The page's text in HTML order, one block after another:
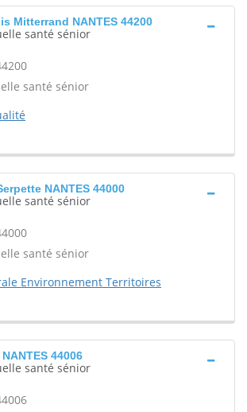
Mitterrand NANTES 44200
santé sénior
santé sénior
NANTES 44000
santé sénior
santé sénior
Environnement Territoires
44006
santé sénior